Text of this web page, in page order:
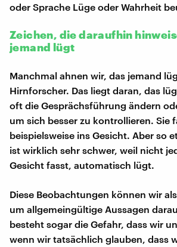
oder Sprache Lüge oder Wahrheit
Zeichen, die daraufhin
jemand lügt
Manchmal ahnen wir, das jemand
Hirnforscher. Das liegt daran, das
oft die Gesprächsführung ändern
um sich besser zu kontrollieren. Sie
beispielsweise ins Gesicht. Aber so
ist wirklich sehr schwer, weil nicht
Gesicht fasst, automatisch lügt.
Diese Beobachtungen können wir
um allgemeingültige Aussagen
besteht sogar die Gefahr, dass wir
wenn wir tatsächlich glauben, dass